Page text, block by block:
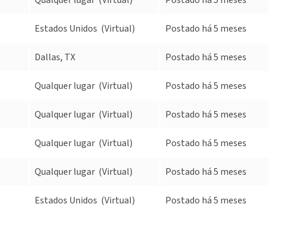
Estados Unidos (Virtual) Postado há 5 meses
Dallas, TX Postado há 5 meses
Qualquer lugar (Virtual) Postado há 5 meses
Qualquer lugar (Virtual) Postado há 5 meses
Qualquer lugar (Virtual) Postado há 5 meses
Qualquer lugar (Virtual) Postado há 5 meses
Estados Unidos (Virtual) Postado há 5 meses